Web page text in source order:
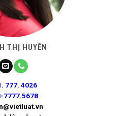
THỊ HUYỀN
777. 4026
7777.5678